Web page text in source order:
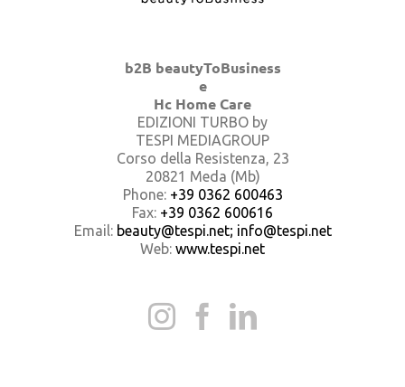
b2B beautyToBusiness
e
Hc Home Care
EDIZIONI TURBO by
TESPI MEDIAGROUP
Corso della Resistenza, 23
20821 Meda (Mb)
Phone: +39 0362 600463
Fax: +39 0362 600616
Email: beauty@tespi.net; info@tespi.net
Web: www.tespi.net